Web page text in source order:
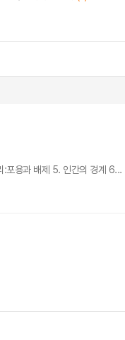
:포용과 배제 5. 인간의 경계 6...